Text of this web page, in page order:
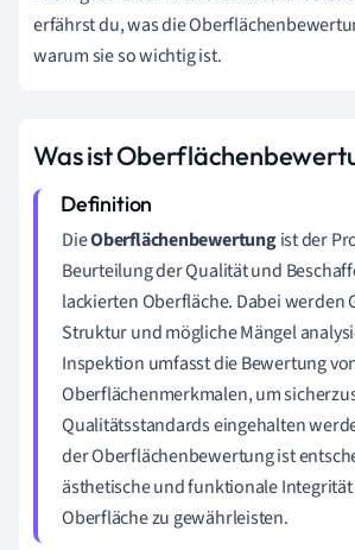
erfährst du, was die
warum sie so wichtig ist.
Was ist
DieOberflächenbewertungist der
Beurteilung der Qualität und
lackierten Oberfläche. Dabei werden
Struktur und mögliche Mängel
Inspektion umfasst die Bewertung
Oberflächenmerkmalen, um
Qualitätsstandards eingehalten
der Oberflächenbewertung ist
ästhetische und funktionale
Oberfläche zu gewährleisten.